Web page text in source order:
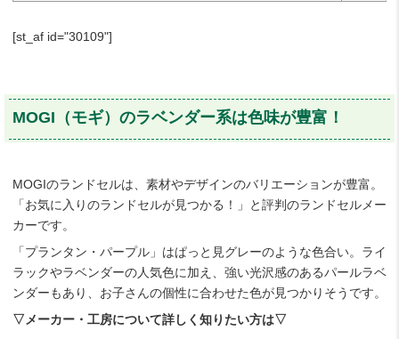
[st_af id="30109"]
MOGI（モギ）のラベンダー系は色味が豊富！
MOGIのランドセルは、素材やデザインのバリエーションが豊富。
「お気に入りのランドセルが見つかる！」と評判のランドセルメー
カーです。
「プランタン・パープル」はぱっと見グレーのような色合い。ライ
ラックやラベンダーの人気色に加え、強い光沢感のあるパールラベ
ンダーもあり、お子さんの個性に合わせた色が見つかりそうです。
▽メーカー・工房について詳しく知りたい方は▽